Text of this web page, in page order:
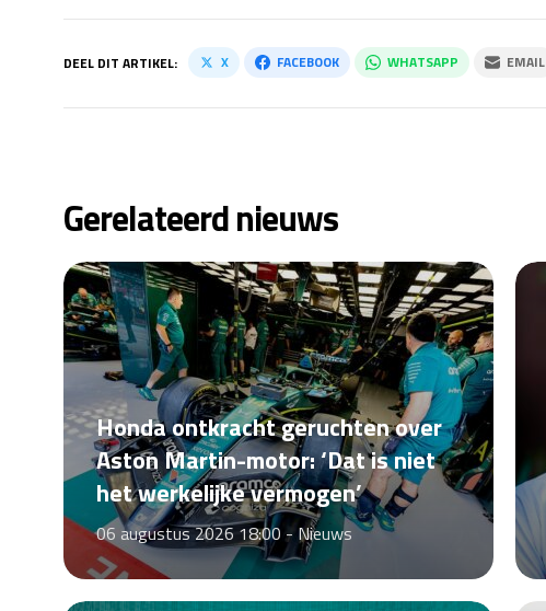
DEEL DIT ARTIKEL: X FACEBOOK WHATSAPP EMAIL
Gerelateerd nieuws
Honda ontkracht geruchten over
Aston Martin-motor: ‘Dat is niet
het werkelijke vermogen’
06 augustus 2026 18:00 - Nieuws